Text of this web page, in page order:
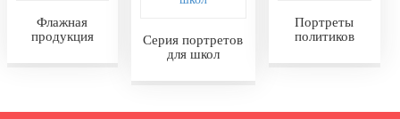
Флажная
продукция
Серия портретов
для школ
Портреты
политиков